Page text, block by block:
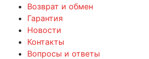
Возврат и обмен
Гарантия
Новости
Контакты
Вопросы и ответы